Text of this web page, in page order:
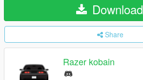
Download
Share
Razer kobain